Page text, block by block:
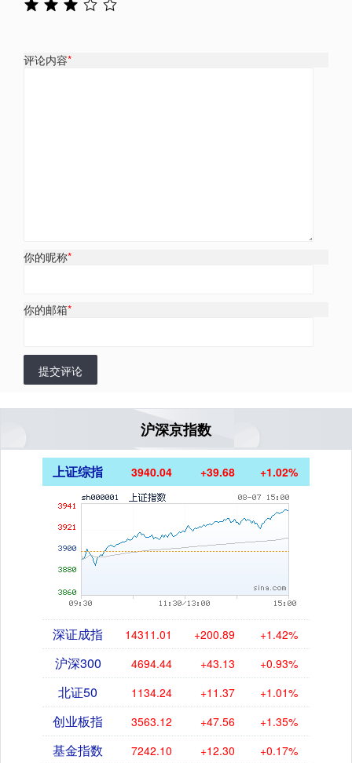
评论内容*
你的昵称*
你的邮箱*
提交评论
沪深京指数
上证综指 3940.04 +39.68 +1.02%
深证成指 14311.01 +200.89 +1.42%
沪深300 4694.44 +43.13 +0.93%
北证50 1134.24 +11.37 +1.01%
创业板指 3563.12 +47.56 +1.35%
基金指数 7242.10 +12.30 +0.17%